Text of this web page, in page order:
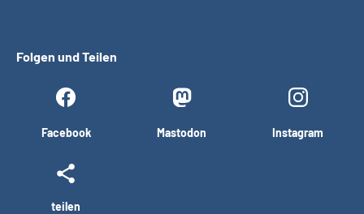
Folgen und Teilen
Facebook Mastodon Instagram
teilen